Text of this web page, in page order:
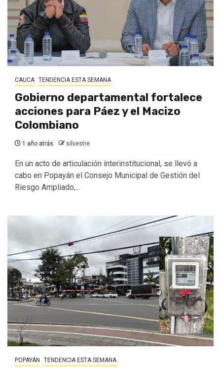
CAUCA TENDENCIA ESTA SEMANA
Gobierno departamental fortalece
acciones para Páez y el Macizo
Colombiano
1 año atrás silvestre
En un acto de articulación interinstitucional, se llevó a
cabo en Popayán el Consejo Municipal de Gestión del
Riesgo Ampliado,...
POPAYÁN TENDENCIA ESTA SEMANA